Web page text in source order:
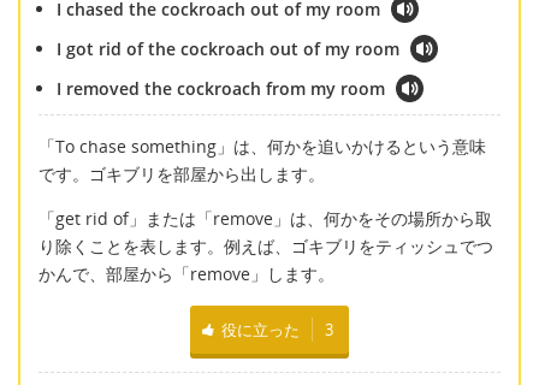
I chased the cockroach out of my room
I got rid of the cockroach out of my room
I removed the cockroach from my room
「To chase something」は、何かを追いかけるという意味
です。ゴキブリを部屋から出します。
「get rid of」または「remove」は、何かをその場所から取
り除くことを表します。例えば、ゴキブリをティッシュでつ
かんで、部屋から「remove」します。
役に立った 3